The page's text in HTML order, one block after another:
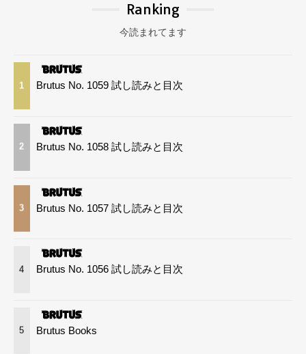
Ranking
今読まれてます
1 Brutus No. 1059 試し読みと目次
2 Brutus No. 1058 試し読みと目次
3 Brutus No. 1057 試し読みと目次
4 Brutus No. 1056 試し読みと目次
5 Brutus Books